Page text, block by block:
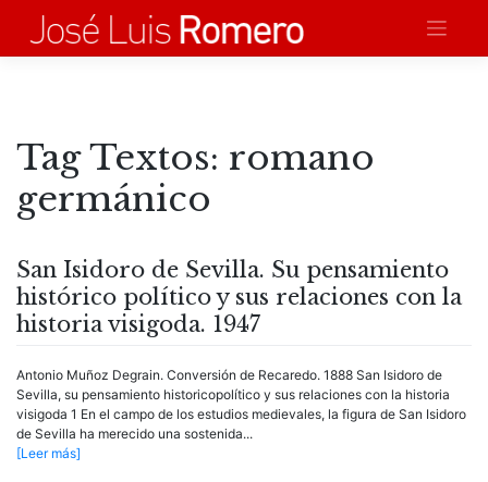
contenido
Tag Textos: romano
germánico
San Isidoro de Sevilla. Su pensamiento
histórico político y sus relaciones con la
historia visigoda. 1947
Antonio Muñoz Degrain. Conversión de Recaredo. 1888 San Isidoro de
Sevilla, su pensamiento historicopolítico y sus relaciones con la historia
visigoda 1 En el campo de los estudios medievales, la figura de San Isidoro
de Sevilla ha merecido una sostenida...
[Leer más]